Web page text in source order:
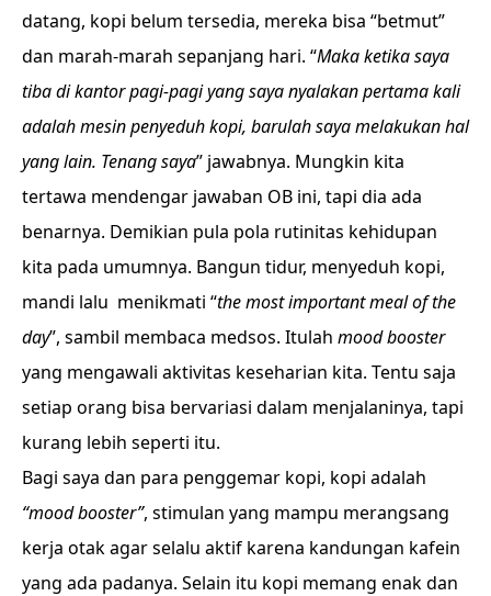
datang, kopi belum tersedia, mereka bisa “betmut”
dan marah-marah sepanjang hari. “Maka ketika saya
tiba di kantor pagi-pagi yang saya nyalakan pertama kali
adalah mesin penyeduh kopi, barulah saya melakukan hal
yang lain. Tenang saya” jawabnya. Mungkin kita
tertawa mendengar jawaban OB ini, tapi dia ada
benarnya. Demikian pula pola rutinitas kehidupan
kita pada umumnya. Bangun tidur, menyeduh kopi,
mandi lalu menikmati “the most important meal of the
day”, sambil membaca medsos. Itulah mood booster
yang mengawali aktivitas keseharian kita. Tentu saja
setiap orang bisa bervariasi dalam menjalaninya, tapi
kurang lebih seperti itu.
Bagi saya dan para penggemar kopi, kopi adalah
“mood booster”, stimulan yang mampu merangsang
kerja otak agar selalu aktif karena kandungan kafein
yang ada padanya. Selain itu kopi memang enak dan